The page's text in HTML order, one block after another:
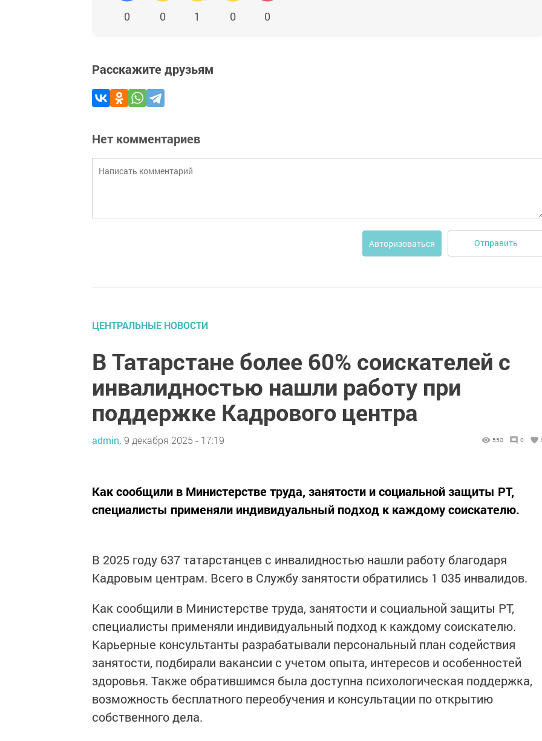
0 0 1 0 0
Расскажите друзьям
Нет комментариев
Авторизоваться Отправить
ЦЕНТРАЛЬНЫЕ НОВОСТИ
В Татарстане более 60% соискателей с
инвалидностью нашли работу при
поддержке Кадрового центра
admin, 9 декабря 2025 - 17:19 550 0
Как сообщили в Министерстве труда, занятости и социальной защиты РТ,
специалисты применяли индивидуальный подход к каждому соискателю.
В 2025 году 637 татарстанцев с инвалидностью нашли работу благодаря
Кадровым центрам. Всего в Службу занятости обратились 1 035 инвалидов.
Как сообщили в Министерстве труда, занятости и социальной защиты РТ,
специалисты применяли индивидуальный подход к каждому соискателю.
Карьерные консультанты разрабатывали персональный план содействия
занятости, подбирали вакансии с учетом опыта, интересов и особенностей
здоровья. Также обратившимся была доступна психологическая поддержка,
возможность бесплатного переобучения и консультации по открытию
собственного дела.